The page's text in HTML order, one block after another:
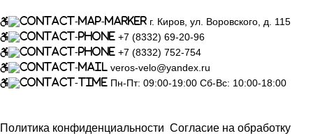
г. Киров, ул. Воровского, д. 115
+7 (8332) 69-20-96
+7 (8332) 752-754
veros-velo@yandex.ru
Пн-Пт: 09:00-19:00 Сб-Вс: 10:00-18:00
Политика конфиденциальности Согласие на обработку